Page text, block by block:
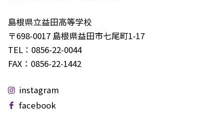
島根県立益田高等学校
〒698-0017 島根県益田市七尾町1-17
TEL： 0856-22-0044
FAX： 0856-22-1442
instagram
facebook